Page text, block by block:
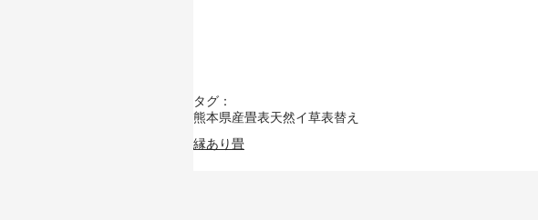
タグ：
熊本県産畳表天然イ草表替え
縁あり畳